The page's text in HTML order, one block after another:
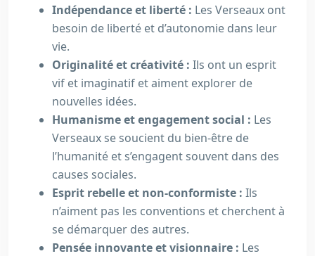
Indépendance et liberté : Les Verseaux ont
besoin de liberté et d’autonomie dans leur
vie.
Originalité et créativité : Ils ont un esprit
vif et imaginatif et aiment explorer de
nouvelles idées.
Humanisme et engagement social : Les
Verseaux se soucient du bien-être de
l’humanité et s’engagent souvent dans des
causes sociales.
Esprit rebelle et non-conformiste : Ils
n’aiment pas les conventions et cherchent à
se démarquer des autres.
Pensée innovante et visionnaire : Les